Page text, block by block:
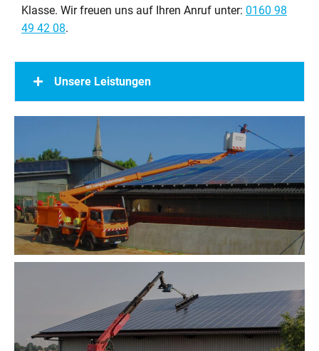
Klasse. Wir freuen uns auf Ihren Anruf unter: 0160 98
49 42 08.
Unsere Leistungen